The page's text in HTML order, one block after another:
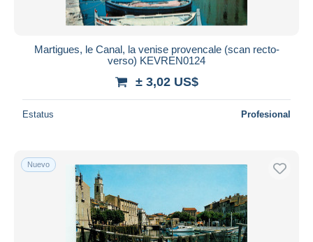
Martigues, le Canal, la venise provencale (scan recto-
verso) KEVREN0124
± 3,02 US$
Estatus Profesional
Nuevo